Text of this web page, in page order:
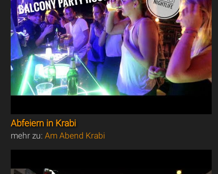
Abfeiern in Krabi
mehr zu:Am Abend Krabi